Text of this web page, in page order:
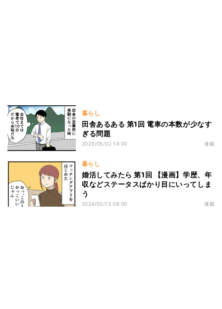
暮らし
田舎あるある 第1回 電車の本数が少なす
ぎる問題
2023/05/02 14:00 連載
暮らし
婚活してみたら 第1回 【漫画】学歴、年
収などステータスばかり目にいってしま
う
2024/02/13 08:00 連載